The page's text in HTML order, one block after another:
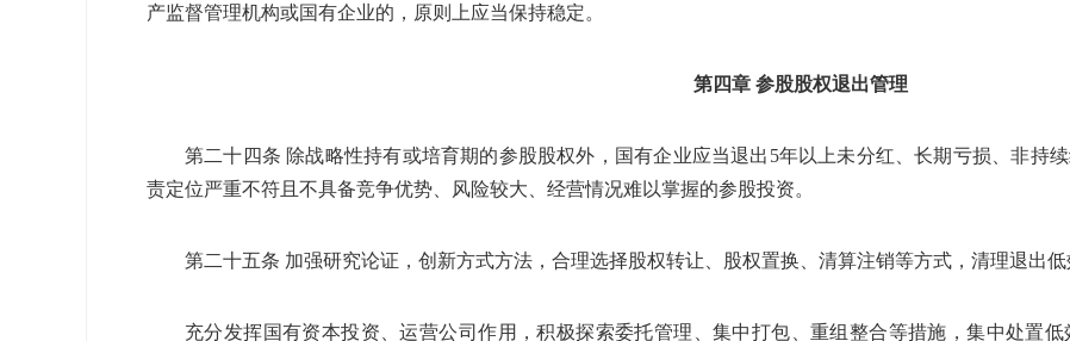
产监督管理机构或国有企业的，原则上应当保持稳定。
第四章 参股股权退出管理
第二十四条 除战略性持有或培育期的参股股权外，国有企业应当退出 5年以上未分红、长期亏损、非持
责定位严重不符且不具备竞争优势、风险较大、经营情况难以掌握的参股投资。
第二十五条 加强研究论证，创新方式方法，合理选择股权转让、股权置换、清算注销等方式，清理退出低
充分发挥国有资本投资、运营公司作用，积极探索委托管理、集中打包、重组整合等措施，集中处置